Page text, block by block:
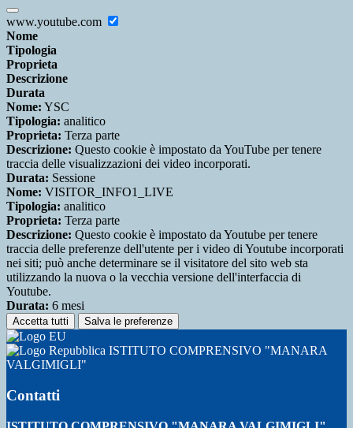
www.youtube.com
Nome
Tipologia
Proprieta
Descrizione
Durata
Nome: YSC
Tipologia: analitico
Proprieta: Terza parte
Descrizione: Questo cookie è impostato da YouTube per tenere
traccia delle visualizzazioni dei video incorporati.
Durata: Sessione
Nome: VISITOR_INFO1_LIVE
Tipologia: analitico
Proprieta: Terza parte
Descrizione: Questo cookie è impostato da Youtube per tenere
traccia delle preferenze dell'utente per i video di Youtube incorporati
nei siti; può anche determinare se il visitatore del sito web sta
utilizzando la nuova o la vecchia versione dell'interfaccia di
Youtube.
Durata: 6 mesi
Accetta tutti Salva le preferenze
ISTITUTO COMPRENSIVO "MANARA
VALGIMIGLI"
Contatti